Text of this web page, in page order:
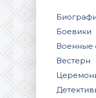
Боевики
Военные
Вестерн